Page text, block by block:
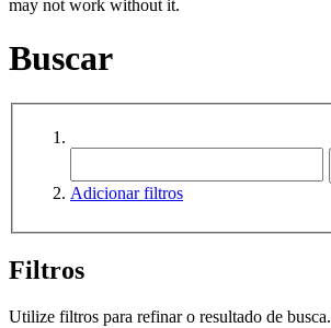
may not work without it.
Buscar
Adicionar filtros
Filtros
Utilize filtros para refinar o resultado de busca.